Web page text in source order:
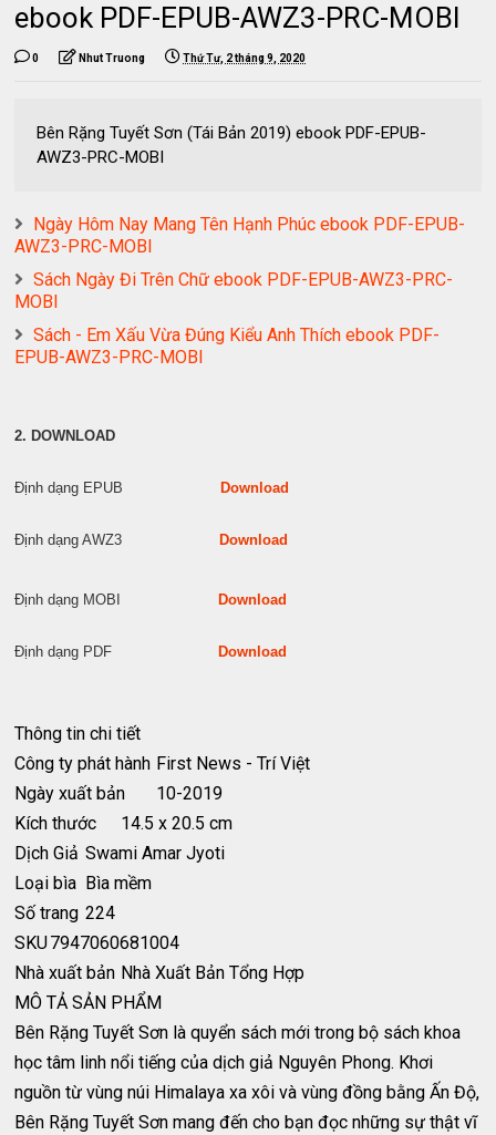
ebook PDF-EPUB-AWZ3-PRC-MOBI
0 Nhut Truong Thứ Tư, 2 tháng 9, 2020
Bên Rặng Tuyết Sơn (Tái Bản 2019) ebook PDF-EPUB-
AWZ3-PRC-MOBI
Ngày Hôm Nay Mang Tên Hạnh Phúc ebook PDF-EPUB-
AWZ3-PRC-MOBI
Sách Ngày Đi Trên Chữ ebook PDF-EPUB-AWZ3-PRC-
MOBI
Sách - Em Xấu Vừa Đúng Kiểu Anh Thích ebook PDF-
EPUB-AWZ3-PRC-MOBI
2. DOWNLOAD
Định dạng EPUB Download
Định dạng AWZ3 Download
Định dạng MOBI Download
Định dạng PDF Download
Thông tin chi tiết
Công ty phát hành First News - Trí Việt
Ngày xuất bản
10-2019
Kích thước
14.5 x 20.5 cm
Dịch Giả Swami Amar Jyoti
Loại bìa Bìa mềm
Số trang 224
SKU7947060681004
Nhà xuất bản Nhà Xuất Bản Tổng Hợp
MÔ TẢ SẢN PHẨM
Bên Rặng Tuyết Sơn là quyển sách mới trong bộ sách khoa
học tâm linh nổi tiếng của dịch giả Nguyên Phong. Khơi
nguồn từ vùng núi Himalaya xa xôi và vùng đồng bằng Ấn Độ,
Bên Rặng Tuyết Sơn mang đến cho bạn đọc những sự thật vĩ